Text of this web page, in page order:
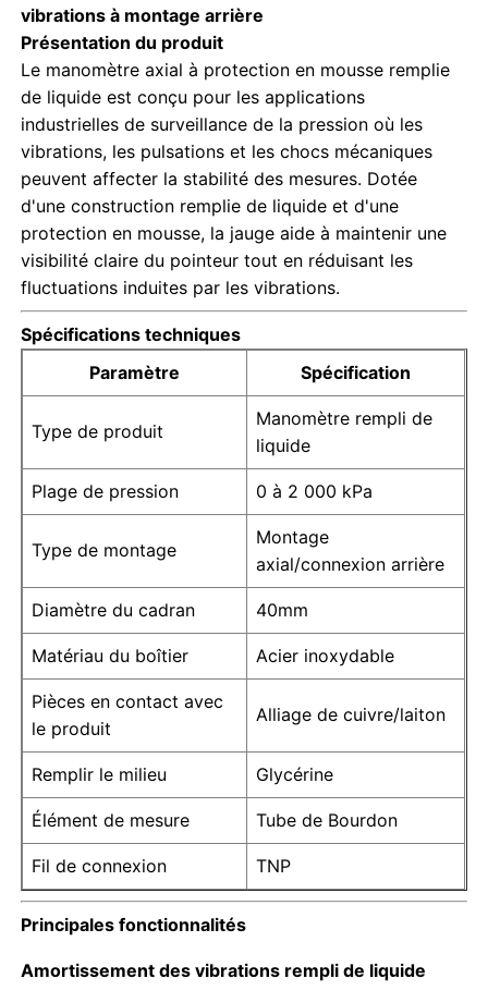
Aperçu
Produits
A propos de nous
Contrôle de la qualité
Contact
Demande de soumission
un manomètre antichoc
vibrations à montage arrière
Présentation du produit
Le manomètre axial à protection en mousse remplie
de liquide est conçu pour les applications
industrielles de surveillance de la pression où les
vibrations, les pulsations et les chocs mécaniques
peuvent affecter la stabilité des mesures. Dotée
d'une construction remplie de liquide et d'une
protection en mousse, la jauge aide à maintenir une
visibilité claire du pointeur tout en réduisant les
fluctuations induites par les vibrations.
Spécifications techniques
Paramètre
Spécification
Type de produit
Manomètre rempli de
liquide
Plage de pression 0 à 2 000 kPa
Type de montage
Montage
axial/connexion arrière
Diamètre du cadran 40mm
Matériau du boîtier Acier inoxydable
Pièces en contact avec
le produit
Alliage de cuivre/laiton
Remplir le milieu Glycérine
Élément de mesure Tube de Bourdon
Fil de connexion TNP
Principales fonctionnalités
Amortissement des vibrations rempli de liquide